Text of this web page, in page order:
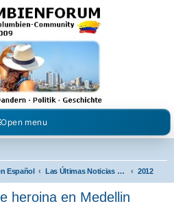
und Visum in Kolumbien und Venezuela.
im Kolumbienforum
Open menu
Español Las Últimas Noticias en Español 2012
heroina en Medellin